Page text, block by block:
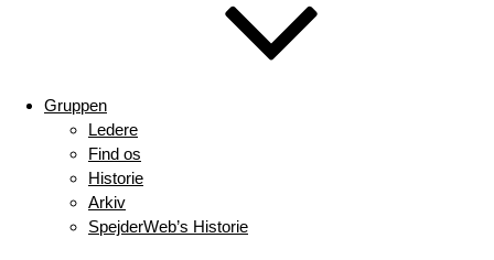
Gruppen
Ledere
Find os
Historie
Arkiv
SpejderWeb’s Historie